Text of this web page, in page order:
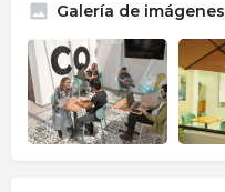
Galería de imágenes